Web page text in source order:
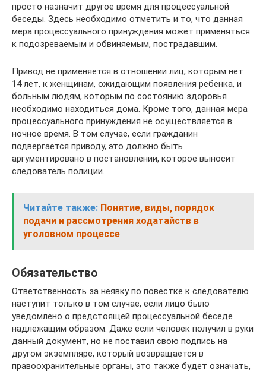
просто назначит другое время для процессуальной
беседы. Здесь необходимо отметить и то, что данная
мера процессуального принуждения может применяться
к подозреваемым и обвиняемым, пострадавшим.
Привод не применяется в отношении лиц, которым нет
14 лет, к женщинам, ожидающим появления ребенка, и
больным людям, которым по состоянию здоровья
необходимо находиться дома. Кроме того, данная мера
процессуального принуждения не осуществляется в
ночное время. В том случае, если гражданин
подвергается приводу, это должно быть
аргументировано в постановлении, которое выносит
следователь полиции.
Читайте также: Понятие, виды, порядок
подачи и рассмотрения ходатайств в
уголовном процессе
Обязательство
Ответственность за неявку по повестке к следователю
наступит только в том случае, если лицо было
уведомлено о предстоящей процессуальной беседе
надлежащим образом. Даже если человек получил в руки
данный документ, но не поставил свою подпись на
другом экземпляре, который возвращается в
правоохранительные органы, это также будет означать,